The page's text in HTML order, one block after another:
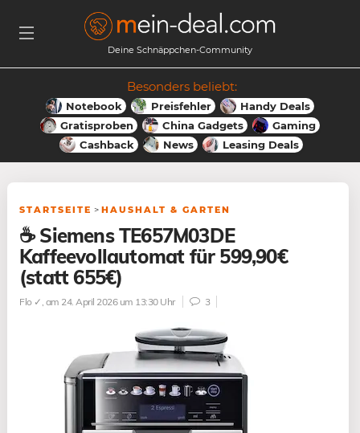
Deine Schnäppchen-Community
Besonders beliebt:
Notebook Preisfehler
Handy Deals
Gratisproben
China Gadgets
Gaming
Cashback
News Leasing Deals
STARTSEITE > HAUSHALT & GARTEN
☕️ Siemens TE657M03DE
Kaffeevollautomat für 599,90€
(statt 655€)
Flo ✓ , am 24. April 2026 um 13:30 Uhr 3